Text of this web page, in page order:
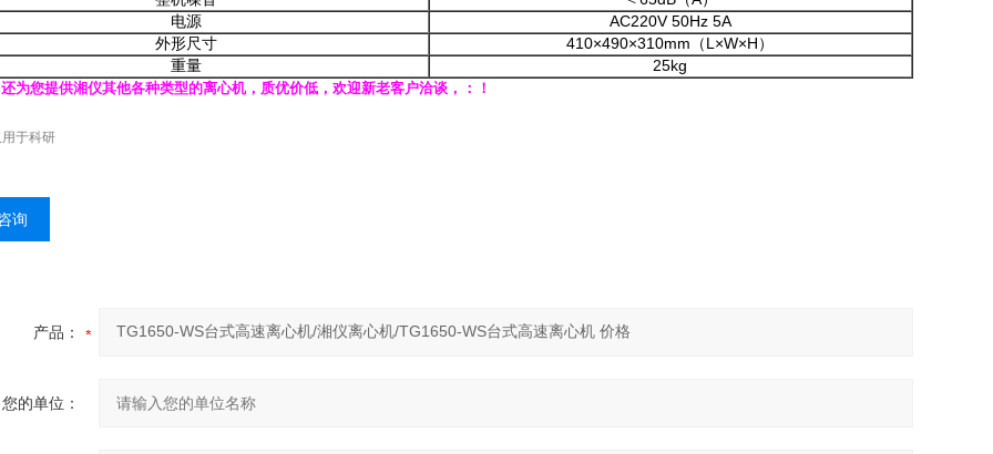
电源
AC220V 50Hz 5A
外形尺寸
410×490×310mm（L×W×H）
重量
25kg
为您提供湘仪其他各种类型的离心机，质优价低，欢迎新老客户洽谈，：！
于科研
询
产品：
您的单位：